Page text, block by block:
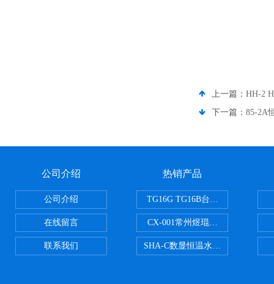
上一篇： HH-2
下一篇： 85-2A
公司介绍
公司介绍
在线留言
联系我们
热销产品
TG16G TG16B台式高速离心机
CX-001常州煜琨电热铝块加热器
SHA-C数显恒温水浴振荡器往复